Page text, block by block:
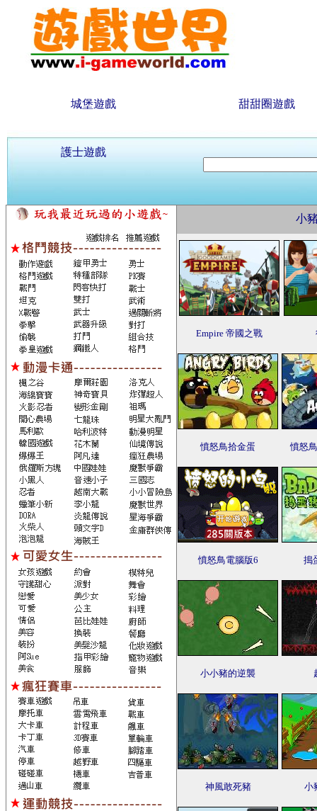
城堡遊戲 甜甜圈遊戲
護士遊戲
小
Empire 帝國之戰
憤怒鳥拾金蛋 憤怒
憤怒鳥電腦版6 搗
小小豬的逆襲
神風敢死豬 小